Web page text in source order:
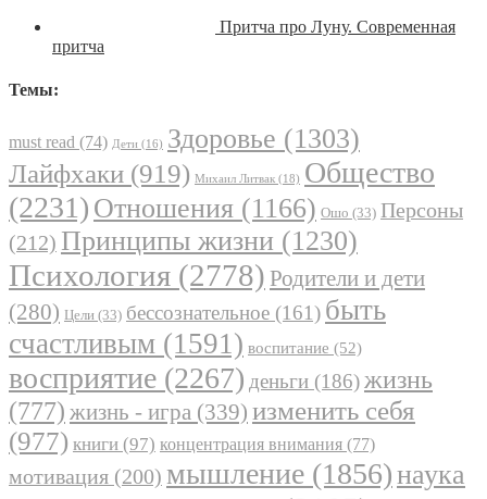
Притча про Луну. Современная
притча
Темы:
must read (74) Дети (16) Здоровье (1303)
Лайфхаки (919) Михаил Литвак (18) Общество
(2231) Отношения (1166) Ошо (33) Персоны
(212) Принципы жизни (1230)
Психология (2778) Родители и дети
(280) Цели (33) бессознательное (161) быть
счастливым (1591) воспитание (52)
восприятие (2267) деньги (186)жизнь
(777) жизнь - игра (339) изменить себя
(977) книги (97) концентрация внимания (77)
мотивация (200) мышление (1856)наука